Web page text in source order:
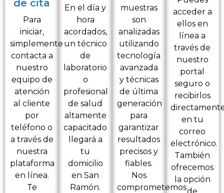
de cita
Para
iniciar,
simplemente
contacta a
nuestro
equipo de
atención
al cliente
por
teléfono o
a través de
nuestra
plataforma
en línea.
Te
En el día y
hora
acordados,
un técnico
de
laboratorio
o
profesional
de salud
altamente
capacitado
llegará a
tu
domicilio
en San
Ramón.
muestras
son
analizadas
utilizando
tecnología
avanzada
y técnicas
de última
generación
para
garantizar
resultados
precisos y
fiables.
Nos
comprometemos
acceder a
ellos en
línea a
través de
nuestro
portal
seguro o
recibirlos
en tu
correo
electrónico.
También
ofrecemos
la opción